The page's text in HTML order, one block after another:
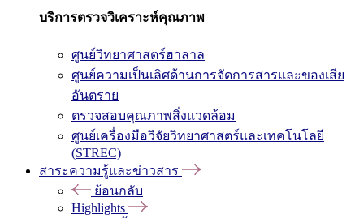
บริการตรวจวิเคราะห์คุณภาพ
ศูนย์วิทยาศาสตร์ฮาลาล
ศูนย์ความเป็นเลิศด้านการจัดการสารและของเสีย
อันตราย
ตรวจสอบคุณภาพสิ่งแวดล้อม
ศูนย์เครื่องมือวิจัยวิทยาศาสตร์และเทคโนโลยี
(STREC)
สาระความรู้และข่าวสาร
ย้อนกลับ
Highlights